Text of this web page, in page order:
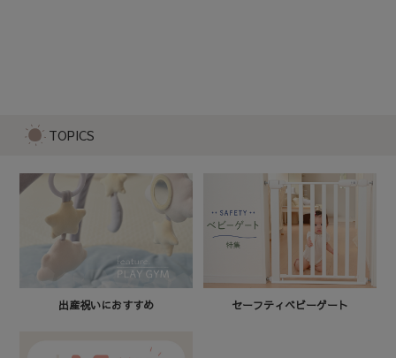
TOPICS
出産祝いにおすすめ セーフティベビーゲート